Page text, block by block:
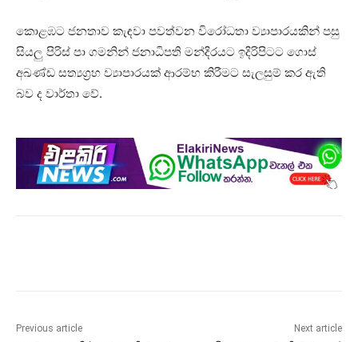
කොළඹට ජනතාව කැඳවා පවත්වන විරෝධතා ව්‍යාපාරයකින් පසු
සියලු පිරිස් පා ගමනින් ජනාධිපති මන්දිරයට ඉදිරිපිටට ගොස්
අඛණ්ඩ සත්‍යග්‍රහ ව්‍යාපාරයක් ආරම්භ කිරීමට සැලසුම් කර ඇති
බව ද වාර්තා වේ.
Previous article Next article